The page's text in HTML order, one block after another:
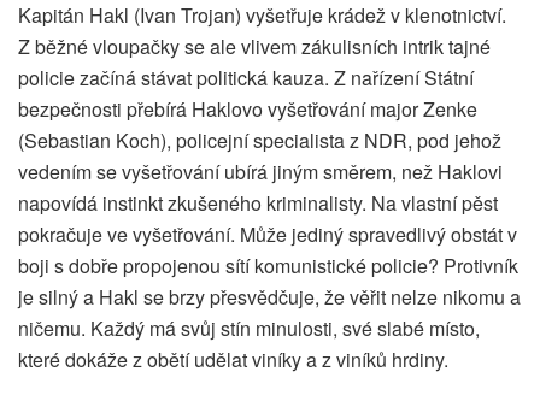
Kapitán Hakl (Ivan Trojan) vyšetřuje krádež v klenotnictví.
Z běžné vloupačky se ale vlivem zákulisních intrik tajné
policie začíná stávat politická kauza. Z nařízení Státní
bezpečnosti přebírá Haklovo vyšetřování major Zenke
(Sebastian Koch), policejní specialista z NDR, pod jehož
vedením se vyšetřování ubírá jiným směrem, než Haklovi
napovídá instinkt zkušeného kriminalisty. Na vlastní pěst
pokračuje ve vyšetřování. Může jediný spravedlivý obstát v
boji s dobře propojenou sítí komunistické policie? Protivník
je silný a Hakl se brzy přesvědčuje, že věřit nelze nikomu a
ničemu. Každý má svůj stín minulosti, své slabé místo,
které dokáže z obětí udělat viníky a z viníků hrdiny.